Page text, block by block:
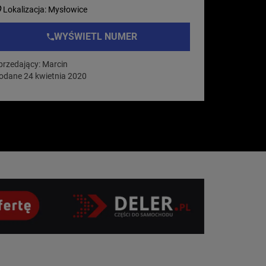
Lokalizacja: Mysłowice
WYŚWIETL NUMER
Marcin
24 kwietnia 2020